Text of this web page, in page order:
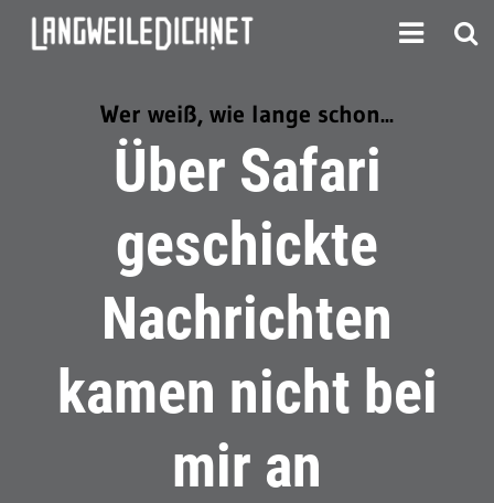
Wer weiß, wie lange schon...
Über Safari
geschickte
Nachrichten
kamen nicht bei
mir an